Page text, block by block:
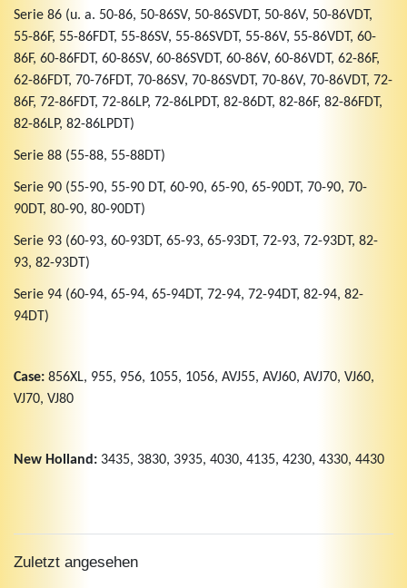
Serie 86 (u. a. 50-86, 50-86SV, 50-86SVDT, 50-86V, 50-86VDT,
55-86F, 55-86FDT, 55-86SV, 55-86SVDT, 55-86V, 55-86VDT, 60-
86F, 60-86FDT, 60-86SV, 60-86SVDT, 60-86V, 60-86VDT, 62-86F,
62-86FDT, 70-76FDT, 70-86SV, 70-86SVDT, 70-86V, 70-86VDT, 72-
86F, 72-86FDT, 72-86LP, 72-86LPDT, 82-86DT, 82-86F, 82-86FDT,
82-86LP, 82-86LPDT)
Serie 88 (55-88, 55-88DT)
Serie 90 (55-90, 55-90 DT, 60-90, 65-90, 65-90DT, 70-90, 70-
90DT, 80-90, 80-90DT)
Serie 93 (60-93, 60-93DT, 65-93, 65-93DT, 72-93, 72-93DT, 82-
93, 82-93DT)
Serie 94 (60-94, 65-94, 65-94DT, 72-94, 72-94DT, 82-94, 82-
94DT)
Case: 856XL, 955, 956, 1055, 1056, AVJ55, AVJ60, AVJ70, VJ60,
VJ70, VJ80
New Holland: 3435, 3830, 3935, 4030, 4135, 4230, 4330, 4430
Zuletzt angesehen